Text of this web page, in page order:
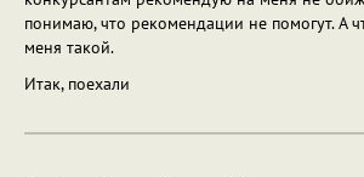
понимаю, что рекомендации не помогут. А
меня такой.
Итак, поехали